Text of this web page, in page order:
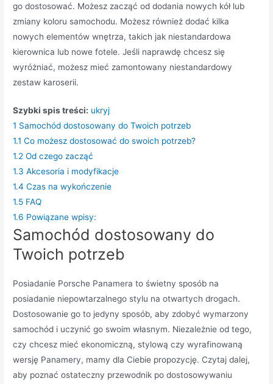
go dostosować. Możesz zacząć od dodania nowych kół lub
zmiany koloru samochodu. Możesz również dodać kilka
nowych elementów wnętrza, takich jak niestandardowa
kierownica lub nowe fotele. Jeśli naprawdę chcesz się
wyróżniać, możesz mieć zamontowany niestandardowy
zestaw karoserii.
Szybki spis treści: ukryj
1 Samochód dostosowany do Twoich potrzeb
1.1 Co możesz dostosować do swoich potrzeb?
1.2 Od czego zacząć
1.3 Akcesoria i modyfikacje
1.4 Czas na wykończenie
1.5 FAQ
1.6 Powiązane wpisy:
Samochód dostosowany do
Twoich potrzeb
Posiadanie Porsche Panamera to świetny sposób na
posiadanie niepowtarzalnego stylu na otwartych drogach.
Dostosowanie go to jedyny sposób, aby zdobyć wymarzony
samochód i uczynić go swoim własnym. Niezależnie od tego,
czy chcesz mieć ekonomiczną, stylową czy wyrafinowaną
wersję Panamery, mamy dla Ciebie propozycję. Czytaj dalej,
aby poznać ostateczny przewodnik po dostosowywaniu